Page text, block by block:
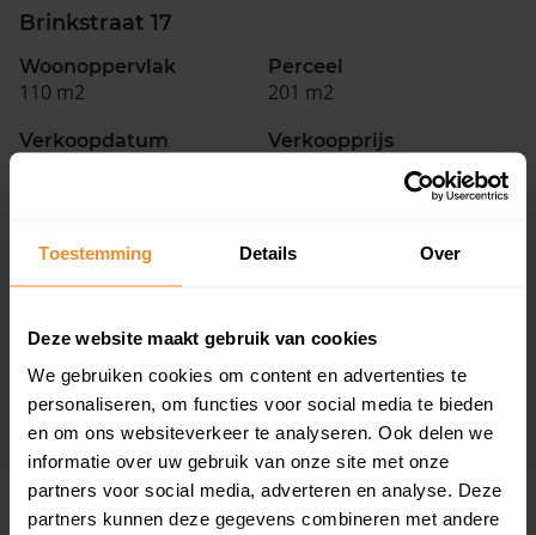
Toestemming Details Over
Deze website maakt gebruik van cookies
We gebruiken cookies om content en advertenties te
personaliseren, om functies voor social media te bieden
en om ons websiteverkeer te analyseren. Ook delen we
informatie over uw gebruik van onze site met onze
partners voor social media, adverteren en analyse. Deze
partners kunnen deze gegevens combineren met andere
Brinkstraat 17
Woonoppervlak
110 m2
Perceel
201 m2
Verkoopdatum
Verkoopprijs
Koopsom opvragen
Brinkstraat 15
Woonoppervlak
Verkoopdatum
02 september 2025
Verkoopprijs
Koopsom opvragen
Woningen